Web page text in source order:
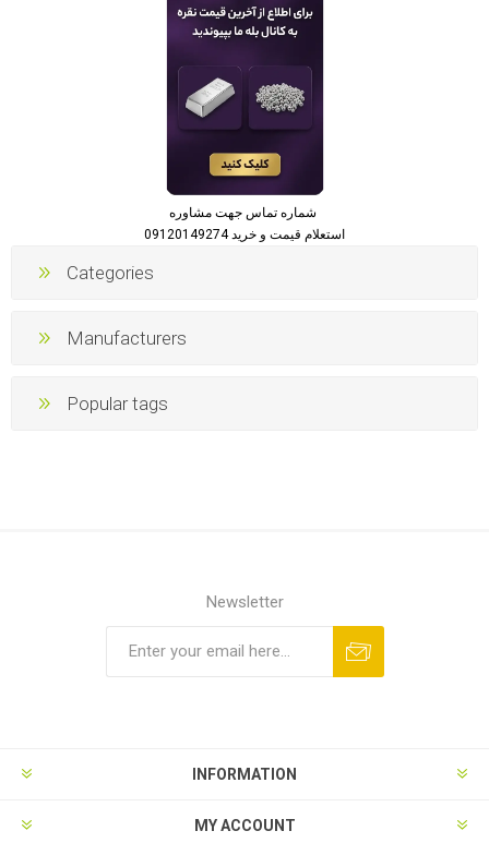
استعلام قیمت و خرید 09120149274
Categories
Manufacturers
Popular tags
Newsletter
INFORMATION
MY ACCOUNT